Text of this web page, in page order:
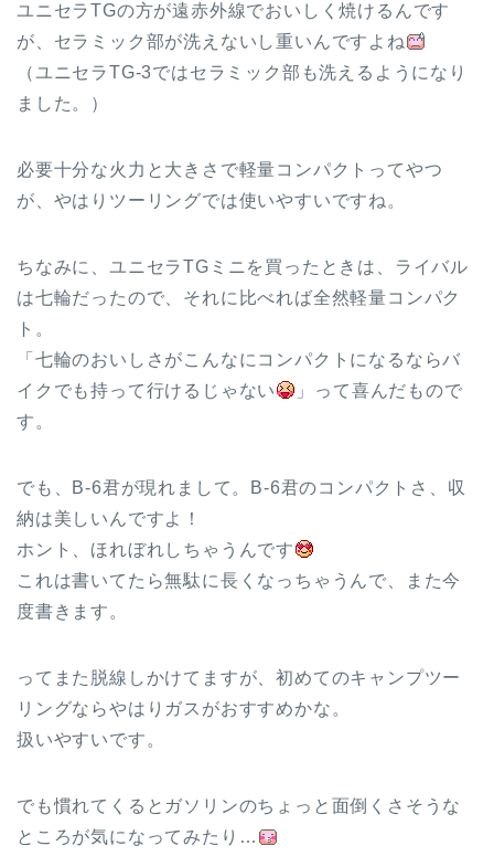
ユニセラTGの方が遠赤外線でおいしく焼けるんです
が、セラミック部が洗えないし重いんですよね
（ユニセラTG-3ではセラミック部も洗えるようになり
ました。）
必要十分な火力と大きさで軽量コンパクトってやつ
が、やはりツーリングでは使いやすいですね。
ちなみに、ユニセラTGミニを買ったときは、ライバル
は七輪だったので、それに比べれば全然軽量コンパク
ト。
「七輪のおいしさがこんなにコンパクトになるならバ
イクでも持って行けるじゃない
」って喜んだもので
す。
でも、B-6君が現れまして。B-6君のコンパクトさ、収
納は美しいんですよ！
ホント、ほれぼれしちゃうんです
これは書いてたら無駄に長くなっちゃうんで、また今
度書きます。
ってまた脱線しかけてますが、初めてのキャンプツー
リングならやはりガスがおすすめかな。
扱いやすいです。
でも慣れてくるとガソリンのちょっと面倒くさそうな
ところが気になってみたり…